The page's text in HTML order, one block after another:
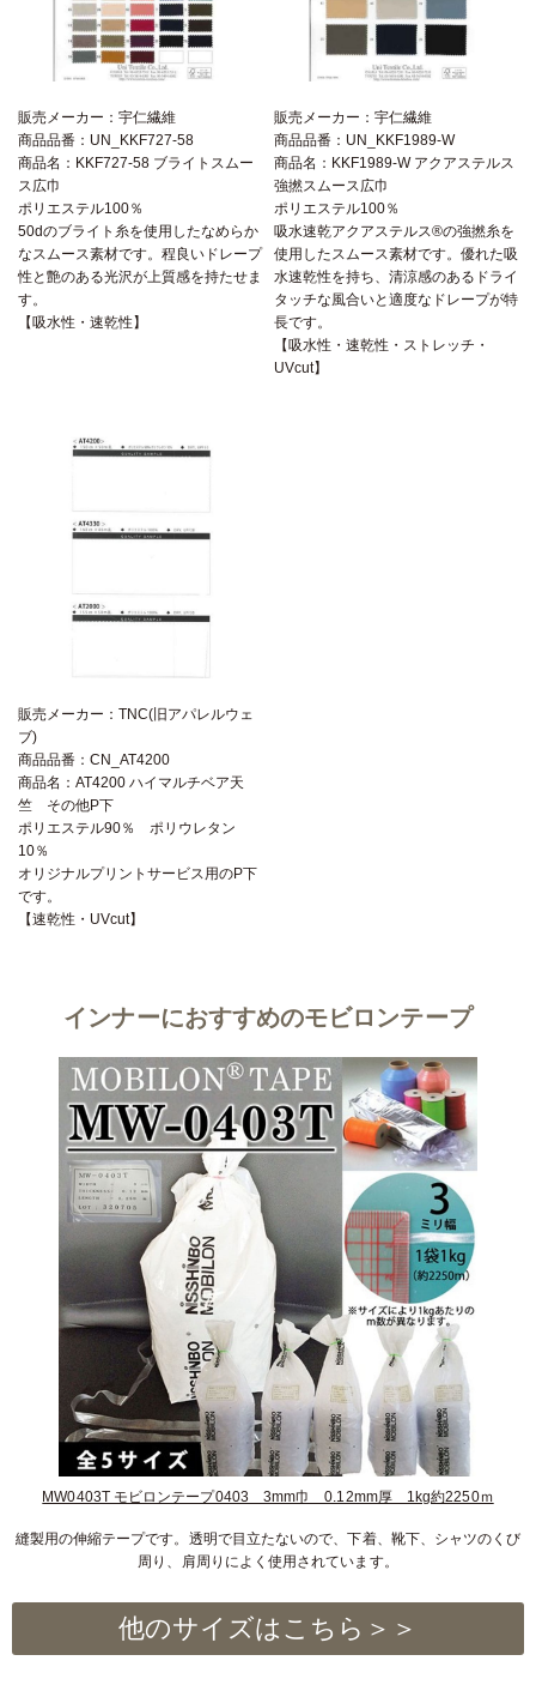
販売メーカー：宇仁繊維
商品品番：UN_KKF727-58
商品名：KKF727-58 ブライトスムー
ス広巾
ポリエステル100％
50dのブライト糸を使用したなめらか
なスムース素材です。程良いドレープ
性と艶のある光沢が上質感を持たせま
す。
【吸水性・速乾性】
販売メーカー：宇仁繊維
商品品番：UN_KKF1989-W
商品名：KKF1989-W アクアステルス
強撚スムース広巾
ポリエステル100％
吸水速乾アクアステルス®の強撚糸を
使用したスムース素材です。優れた吸
水速乾性を持ち、清涼感のあるドライ
タッチな風合いと適度なドレープが特
長です。
【吸水性・速乾性・ストレッチ・
UVcut】
販売メーカー：TNC(旧アパレルウェ
ブ)
商品品番：CN_AT4200
商品名：AT4200 ハイマルチベア天
竺 その他P下
ポリエステル90％ ポリウレタン
10％
オリジナルプリントサービス用のP下
です。
【速乾性・UVcut】
インナーにおすすめのモビロンテープ
MW0403T モビロンテープ0403 3mm巾 0.12mm厚 1kg約2250ｍ
縫製用の伸縮テープです。透明で目立たないので、下着、靴下、シャツのくび
周り、肩周りによく使用されています。
他のサイズはこちら＞＞